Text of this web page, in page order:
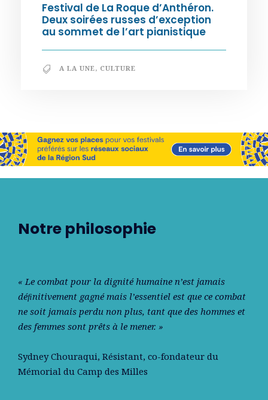
Festival de La Roque d’Anthéron.
Deux soirées russes d’exception
au sommet de l’art pianistique
A LA UNE, CULTURE
Notre philosophie
« Le combat pour la dignité humaine n’est jamais
déﬁnitivement gagné mais l’essentiel est que ce combat
ne soit jamais perdu non plus, tant que des hommes et
des femmes sont prêts à le mener. »
Sydney Chouraqui, Résistant, co-fondateur du
Mémorial du Camp des Milles